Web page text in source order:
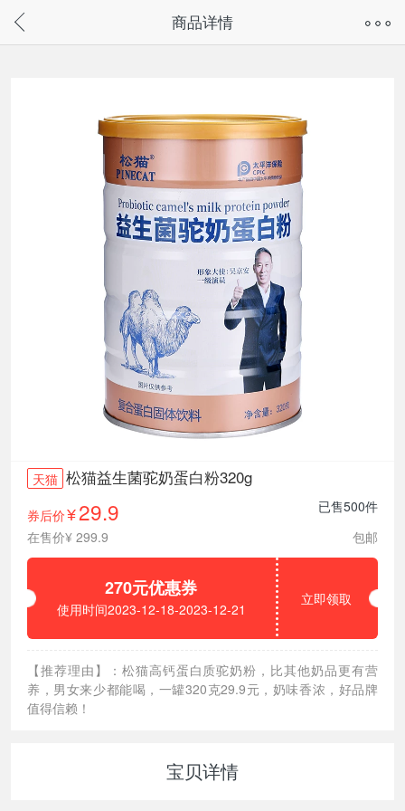
请通过微信或支付宝搜“奇兔客小程序”访问
商品详情
天猫 松猫益生菌驼奶蛋白粉320g
券后价¥29.9
已售500件
在售价¥ 299.9
包邮
270元优惠券
使用时间2023-12-18-2023-12-21
立即领取
【推荐理由】：松猫高钙蛋白质驼奶粉，比其他奶品更有营
养，男女来少都能喝，一罐320克29.9元，奶味香浓，好品牌
值得信赖！
宝贝详情